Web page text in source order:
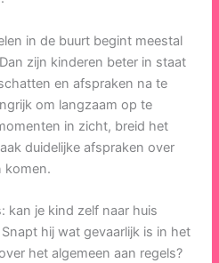
in de buurt begint meestal
zijn kinderen beter in staat
en afspraken na te
om langzaam op te
in zicht, breid het
duidelijke afspraken over
komen.
kan je kind zelf naar huis
hij wat gevaarlijk is in het
het algemeen aan regels?